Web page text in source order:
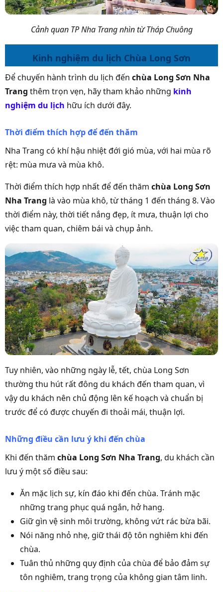
Cảnh quan TP Nha Trang nhìn từ Tháp Chuông
Kinh nghiệm du lịch Chùa Long Sơn
Để chuyến hành trình du lịch đến chùa Long Sơn Nha
Trang thêm trọn vẹn, hãy tham khảo những kinh
nghiệm du lịch hữu ích dưới đây.
Thời điểm thích hợp để đến thăm
Nha Trang có khí hậu nhiệt đới gió mùa, với hai mùa rõ
rệt: mùa mưa và mùa khô.
Thời điểm thích hợp nhất để đến thăm chùa Long Sơn
Nha Trang là vào mùa khô, từ tháng 1 đến tháng 8. Vào
thời điểm này, thời tiết nắng đẹp, ít mưa, thuận lợi cho
việc tham quan, chiêm bái và chụp ảnh.
Tuy nhiên, vào những ngày lễ, tết, chùa Long Sơn
thường thu hút rất đông du khách đến tham quan, vì
vậy du khách nên chủ động lên kế hoạch và chuẩn bị
trước để có được chuyến đi thoải mái, thuận lợi.
Những điều cần lưu ý khi đến chùa
Khi đến thăm chùa Long Sơn Nha Trang, du khách cần
lưu ý một số điều sau:
Ăn mặc lịch sự, kín đáo khi đến chùa. Tránh mặc
những trang phục quá ngắn, hở hang.
Giữ gìn vệ sinh môi trường, không vứt rác bừa bãi.
Nói năng nhỏ nhẹ, giữ thái độ tôn nghiêm khi đến
chùa.
Tuân thủ những quy định của chùa để bảo đảm sự
tôn nghiêm, trang trọng của không gian tâm linh.